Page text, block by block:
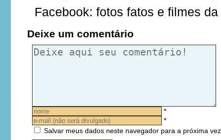
Facebook: fotos fatos e filmes da
Deixe um comentário
*
*
Salvar meus dados neste navegador para a próxima